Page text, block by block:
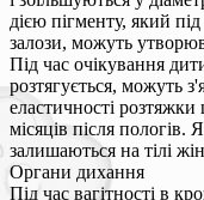
дією пігменту, який
залози, можуть
Під час очікування
розтягується, можуть
еластичності
місяців після
залишаються на тілі
Органи дихання
Під час вагітності в